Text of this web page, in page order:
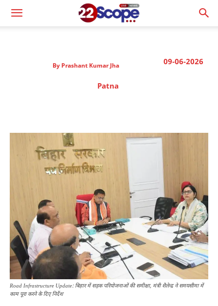
09-06-2026
By Prashant Kumar Jha
Patna
Road Infrastructure Update: बिहार में सड़क परियोजनाओं की समीक्षा, मंत्री शैलेन्द्र ने समयसीमा में
काम पूरा करने के दिए निर्देश